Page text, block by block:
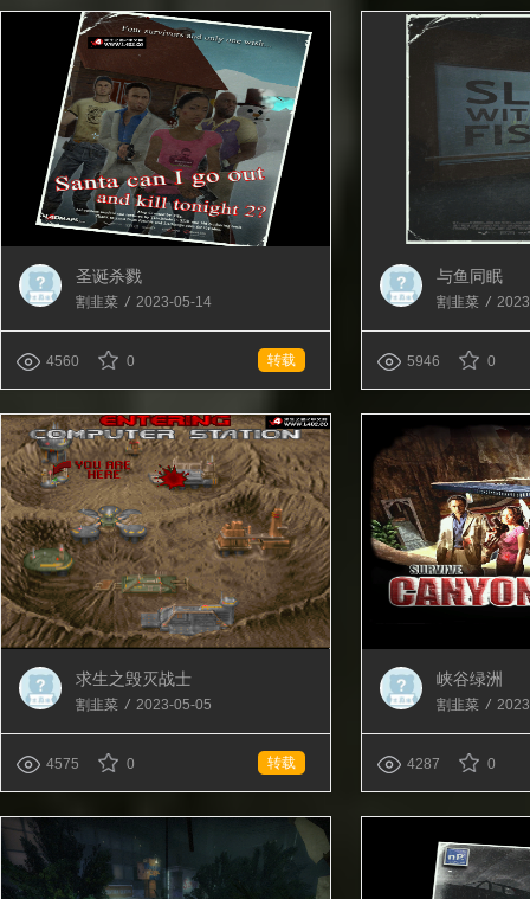
圣诞杀戮
割韭菜 / 2023-05-14
4560 0 转载
与鱼同眠
割韭菜 /
5946 0
求生之毁灭战士
割韭菜 / 2023-05-05
4575 0 转载
峡谷绿洲
割韭菜 /
4287 0